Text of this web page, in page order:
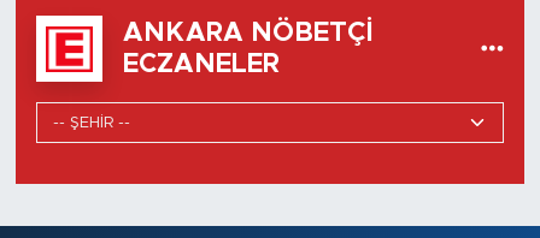
ANKARA NÖBETÇI
ECZANELER